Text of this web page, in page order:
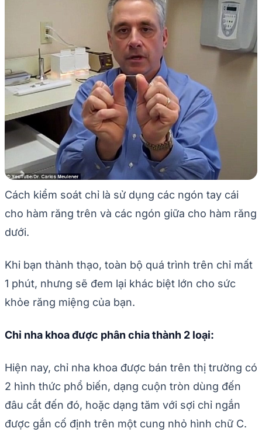
Cách kiểm soát chỉ là sử dụng các ngón tay cái
cho hàm răng trên và các ngón giữa cho hàm răng
dưới.
Khi bạn thành thạo, toàn bộ quá trình trên chỉ mất
1 phút, nhưng sẽ đem lại khác biệt lớn cho sức
khỏe răng miệng của bạn.
Chỉ nha khoa được phân chia thành 2 loại:
Hiện nay, chỉ nha khoa được bán trên thị trường có
2 hình thức phổ biến, dạng cuộn tròn dùng đến
đâu cắt đến đó, hoặc dạng tăm với sợi chỉ ngắn
được gắn cố định trên một cung nhỏ hình chữ C.